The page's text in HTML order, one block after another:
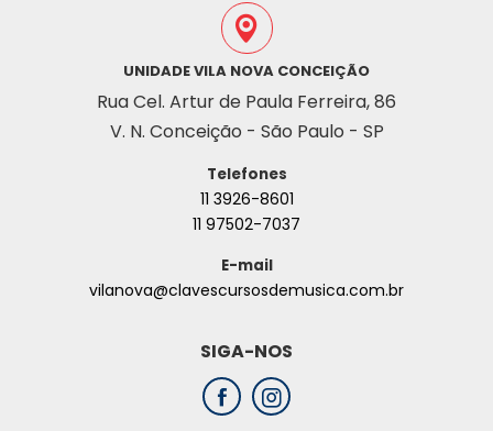
UNIDADE VILA NOVA CONCEIÇÃO
Rua Cel. Artur de Paula Ferreira, 86
V. N. Conceição - São Paulo - SP
Telefones
11 3926-8601
11 97502-7037
E-mail
vilanova@clavescursosdemusica.com.br
SIGA-NOS